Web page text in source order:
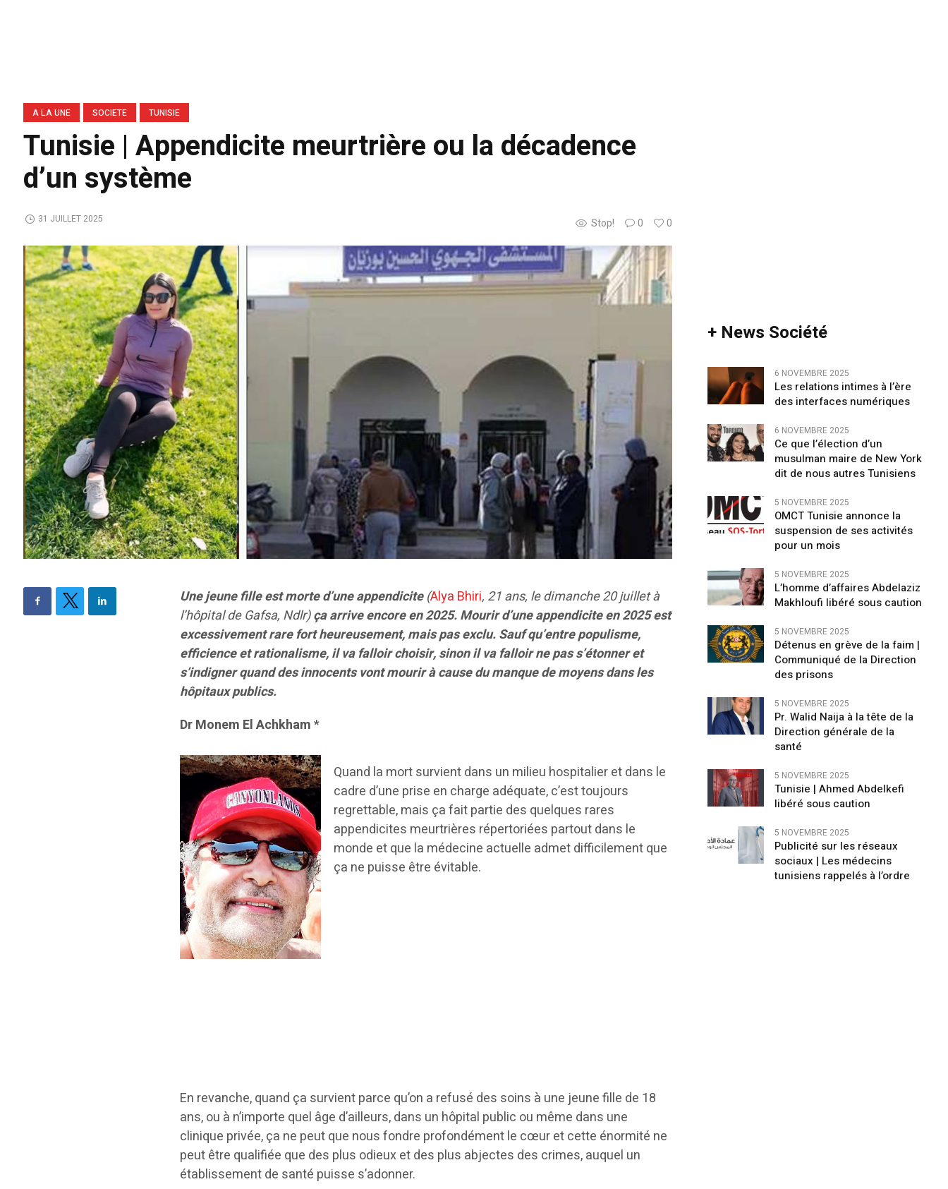
A LA UNE SOCIETE TUNISIE
Tunisie | Appendicite meurtrière ou la décadence
d’un système
Stop! 0 0
31 JUILLET 2025
Une jeune fille est morte d’une appendicite(Alya Bhiri, 21 ans, le dimanche 20 juillet à
l’hôpital de Gafsa, Ndlr)ça arrive encore en 2025. Mourir d’une appendicite en 2025 est
excessivement rare fort heureusement, mais pas exclu. Sauf qu’entre populisme,
efficience et rationalisme, il va falloir choisir, sinon il va falloir ne pas s’étonner et
s’indigner quand des innocents vont mourir à cause du manque de moyens dans les
hôpitaux publics.
Dr Monem El Achkham*
Quand la mort survient dans un milieu hospitalier et dans le
cadre d’une prise en charge adéquate, c’est toujours
regrettable, mais ça fait partie des quelques rares
appendicites meurtrières répertoriées partout dans le
monde et que la médecine actuelle admet difficilement que
ça ne puisse être évitable.
En revanche, quand ça survient parce qu’on a refusé des soins à une jeune fille de 18
ans, ou à n’importe quel âge d’ailleurs, dans un hôpital public ou même dans une
clinique privée, ça ne peut que nous fondre profondément le cœur et cette énormité ne
peut être qualifiée que des plus odieux et des plus abjectes des crimes, auquel un
établissement de santé puisse s’adonner.
+ News Société
6 NOVEMBRE 2025
Les relations intimes à l’ère
des interfaces numériques
6 NOVEMBRE 2025
Ce que l’élection d’un
musulman maire de New York
dit de nous autres Tunisiens
5 NOVEMBRE 2025
OMCT Tunisie annonce la
suspension de ses activités
pour un mois
5 NOVEMBRE 2025
L’homme d’affaires Abdelaziz
Makhloufi libéré sous caution
5 NOVEMBRE 2025
Détenus en grève de la faim |
Communiqué de la Direction
des prisons
5 NOVEMBRE 2025
Pr. Walid Naija à la tête de la
Direction générale de la
santé
5 NOVEMBRE 2025
Tunisie | Ahmed Abdelkefi
libéré sous caution
5 NOVEMBRE 2025
Publicité sur les réseaux
sociaux | Les médecins
tunisiens rappelés à l’ordre